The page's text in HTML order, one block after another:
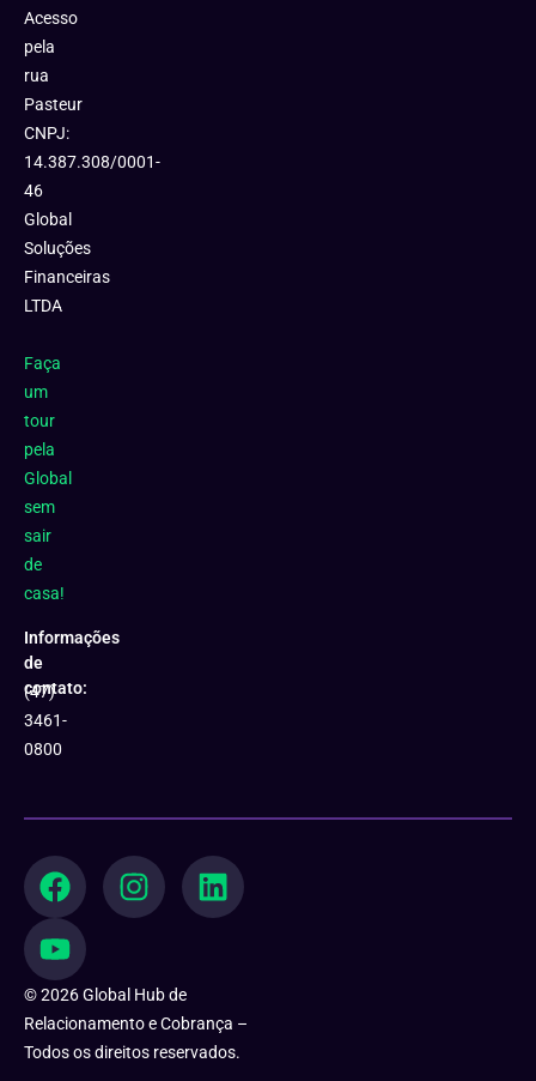
Acesso
pela
rua
Pasteur
CNPJ:
14.387.308/0001-
46
Global
Soluções
Financeiras
LTDA
Faça
um
tour
pela
Global
sem
sair
de
casa!
Informações
de
contato:
(47)
3461-
0800
F
a
c
e
b
o
o
I
n
a
g
r
L
i
d
i
Y
o
u
t
u
b
e
© 2026 Global Hub de
Relacionamento e Cobrança –
Todos os direitos reservados.